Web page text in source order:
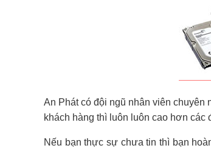
An Phát có đội ngũ nhân viên chuyên
khách hàng thì luôn luôn cao hơn các
Nếu bạn thực sự chưa tin thì bạn